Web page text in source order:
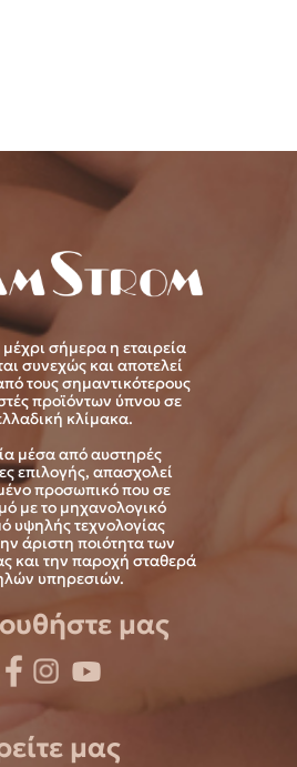
σήμερα η εταιρεία
συνεχώς και αποτελεί
τους σημαντικότερους
προϊόντων ύπνου σε
κλίμακα.
μέσα από αυστηρές
επιλογής, απασχολεί
προσωπικό που σε
με το μηχανολογικό
υψηλής τεχνολογίας
άριστη ποιότητα των
και την παροχή σταθερά
υπηρεσιών.
μας
μας